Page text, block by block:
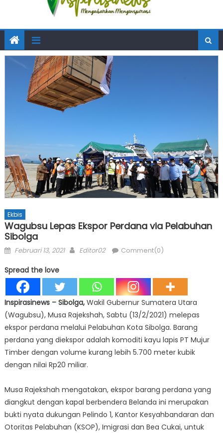
Ekbis
Wagubsu Lepas Ekspor Perdana via Pelabuhan
Sibolga
Posted
Februari 13, 2021 Author
Editor02 Comment(0)
Spread the love
Inspirasinews – Sibolga, Wakil Gubernur Sumatera Utara
(Wagubsu), Musa Rajekshah, Sabtu (13/2/2021) melepas
ekspor perdana melalui Pelabuhan Kota Sibolga. Barang
perdana yang diekspor adalah komoditi kayu lapis PT Mujur
Timber dengan volume kurang lebih 5.700 meter kubik
dengan nilai Rp20 miliar.
Musa Rajekshah mengatakan, ekspor barang perdana yang
diangkut dengan kapal berbendera Belanda ini merupakan
bukti nyata dukungan Pelindo 1, Kantor Kesyahbandaran dan
Otoritas Pelabuhan (KSOP), Imigrasi dan Bea Cukai, untuk